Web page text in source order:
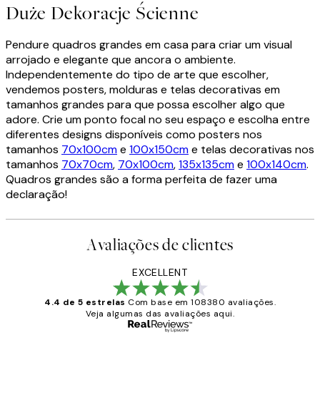
Duże Dekoracje Ścienne
Pendure quadros grandes em casa para criar um visual
arrojado e elegante que ancora o ambiente.
Independentemente do tipo de arte que escolher,
vendemos posters, molduras e telas decorativas em
tamanhos grandes para que possa escolher algo que
adore. Crie um ponto focal no seu espaço e escolha entre
diferentes designs disponíveis como posters nos
tamanhos 70x100cme 100x150cme telas decorativas nos
tamanhos 70x70cm, 70x100cm,135x135cme 100x140cm.
Quadros grandes são a forma perfeita de fazer uma
declaração!
Avaliações de clientes
EXCELLENT
4.4 de 5 estrelas Com base em 108380 avaliações.
Veja algumas das avaliações aqui.